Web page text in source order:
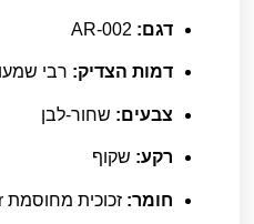
דגם:
דמות הצדיק: רבי
צבעים: שחור-לבן
רקע: שקוף
חומר: זכוכית מחוסמת Extra Clear בעובי 6 מ"מ